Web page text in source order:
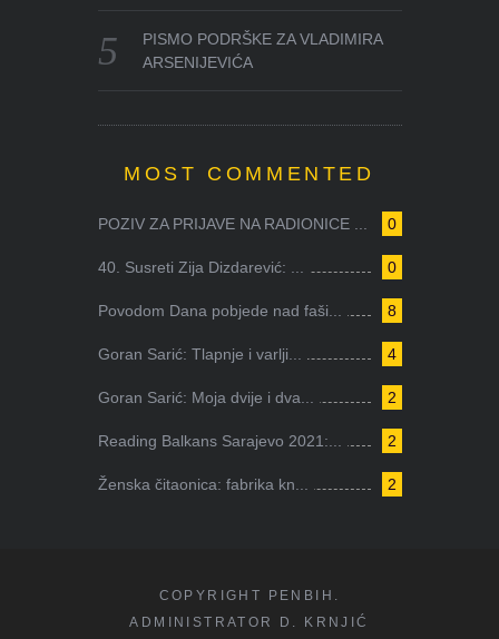
PISMO PODRŠKE ZA VLADIMIRA
ARSENIJEVIĆA
MOST COMMENTED
0
POZIV ZA PRIJAVE NA RADIONICE ...
0
40. Susreti Zija Dizdarević: ...
8
Povodom Dana pobjede nad faši...
4
Goran Sarić: Tlapnje i varlji...
2
Goran Sarić: Moja dvije i dva...
2
Reading Balkans Sarajevo 2021:...
2
Ženska čitaonica: fabrika kn...
COPYRIGHT PENBIH.
ADMINISTRATOR D. KRNJIĆ